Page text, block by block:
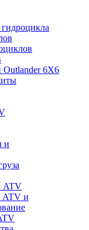
Outlander 6X6
и
ATV
ATV и